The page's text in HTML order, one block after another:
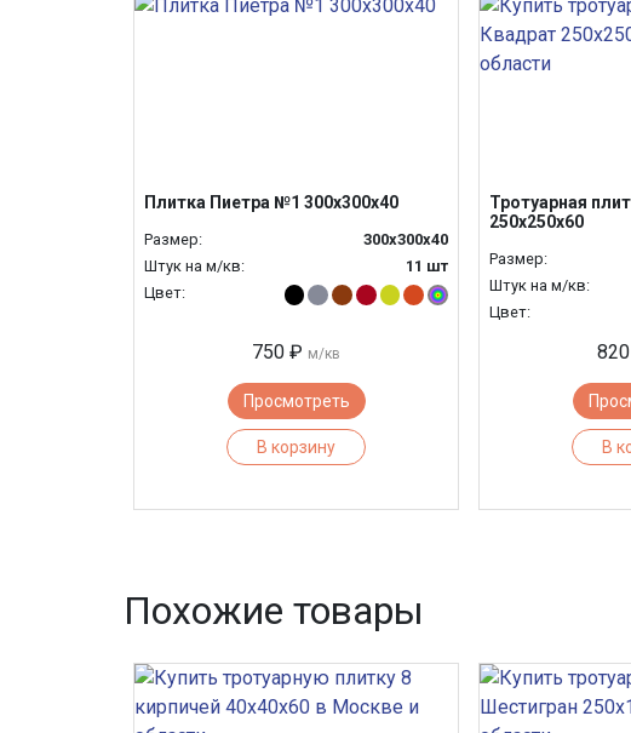
Плитка Пиетра №1 300х300х40
Размер:
300х300х40
Штук на м/кв:
11 шт
Цвет:
750 ₽ м/кв
Просмотреть
В корзину
Тротуарная
250х250х60
Размер:
Штук на м/кв:
Цвет:
В
Похожие товары